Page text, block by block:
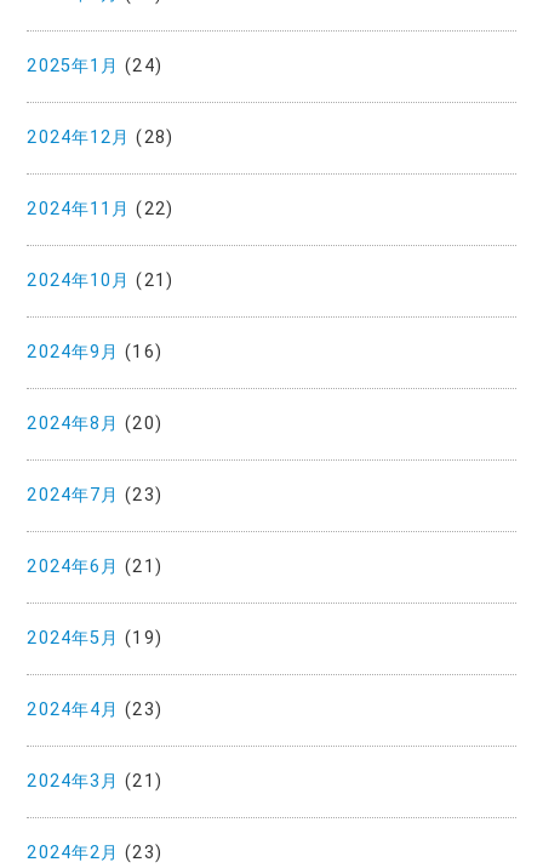
2025年1月 (24)
2024年12月 (28)
2024年11月 (22)
2024年10月 (21)
2024年9月 (16)
2024年8月 (20)
2024年7月 (23)
2024年6月 (21)
2024年5月 (19)
2024年4月 (23)
2024年3月 (21)
2024年2月 (23)